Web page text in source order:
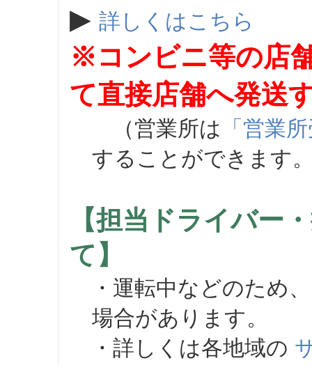
▶ 詳しくはこちら
※コンビニ等の店
て直接店舗へ発送
（営業所は 「営業
することができます
【担当ドライバー
て】
・運転中などのため
場合があります。
・詳しくは各地域の